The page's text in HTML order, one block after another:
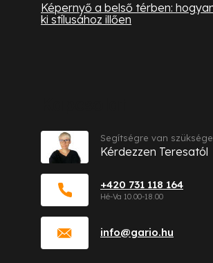
Képernyő a belső térben:
ki stílusához illően
info@gario.hu
+420 731 118 164
Segítségre van
Kérdezzen Teresatól